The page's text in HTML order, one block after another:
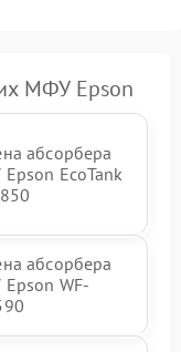
МФУ Epson
абсорбера
EcoTank
абсорбера
WF-